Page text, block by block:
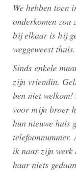
We hebben toen
onderkomen
bij elkaar is hij
weggeweest thuis.
Sinds enkele
zijn vriendin.
ben niet
voor mijn broer
hun nieuwe huis
ik naar zijn
haar niets